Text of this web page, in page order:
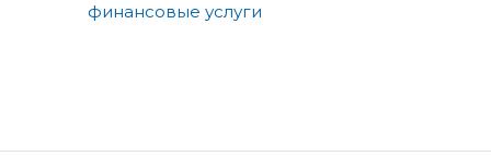
финансовые услуги